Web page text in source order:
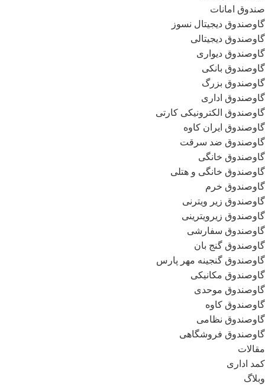
صندوق امانات
گاوصندوق دیجیتال نسوز
گاوصندوق دیجیتالی
گاوصندوق دیواری
گاوصندوق بانکی
گاوصندوق بزرگ
گاوصندوق اداری
گاوصندوق الکترونیکی کارتی
گاوصندوق ایران کاوه
گاوصندوق ضد سرقت
گاوصندوق خانگی
گاوصندوق خانگی و هتلی
گاوصندوق خرم
گاوصندوق زیر ویترنی
گاوصندوق زیرویترینی
گاوصندوق سفارشی
گاوصندوق گنج بان
گاوصندوق گنجینه مهر پارس
گاوصندوق مکانیکی
گاوصندوق موحدی
گاوصندوق کاوه
گاوصندوق نظامی
گاوصندوق فروشگاهی
مقالات
کمد اداری
وبلاگ